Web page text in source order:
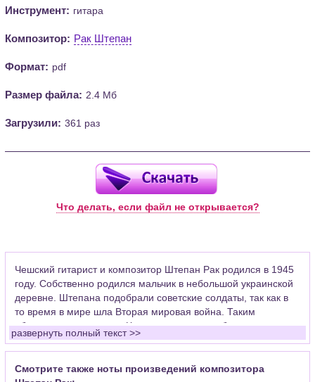
Инструмент: гитара
Композитор: Рак Штепан
Формат: pdf
Размер файла: 2.4 Мб
Загрузили: 361 раз
Что делать, если файл не открывается?
Чешский гитарист и композитор Штепан Рак родился в 1945
году. Собственно родился мальчик в небольшой украинской
деревне. Штепана подобрали советские солдаты, так как в
то время в мире шла Вторая мировая война. Таким
образом, он оказался в Чехословакии, где и был усыновлен.
Приемные родители всегда заботились о сыне и дали ему
отличное образование.
Сначала он учился в Праге в Школе изящных искусств,
развернуть полный текст >>
Смотрите также ноты произведений композитора